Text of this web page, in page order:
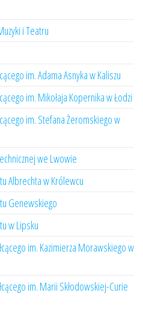
i Teatru
im. Adama Asnyka w Kaliszu
im. Mikołaja Kopernika w Łodzi
im. Stefana Żeromskiego w
we Lwowie
Albrechta w Królewcu
Genewskiego
w Lipsku
im. Kazimierza Morawskiego w
im. Marii Skłodowskiej-Curie